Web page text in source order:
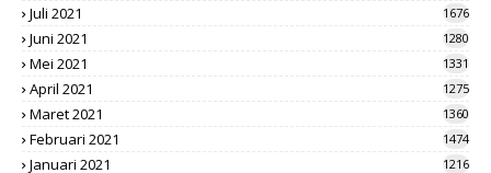
Juli 2021 1676
Juni 2021 1280
Mei 2021 1331
April 2021 1275
Maret 2021 1360
Februari 2021 1474
Januari 2021 1216